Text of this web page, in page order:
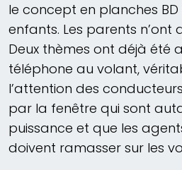
le concept en planches BD
enfants. Les parents n’ont
Deux thèmes ont déjà été
téléphone au volant,
l’attention des
par la fenêtre qui sont
puissance et que les
doivent ramasser sur les